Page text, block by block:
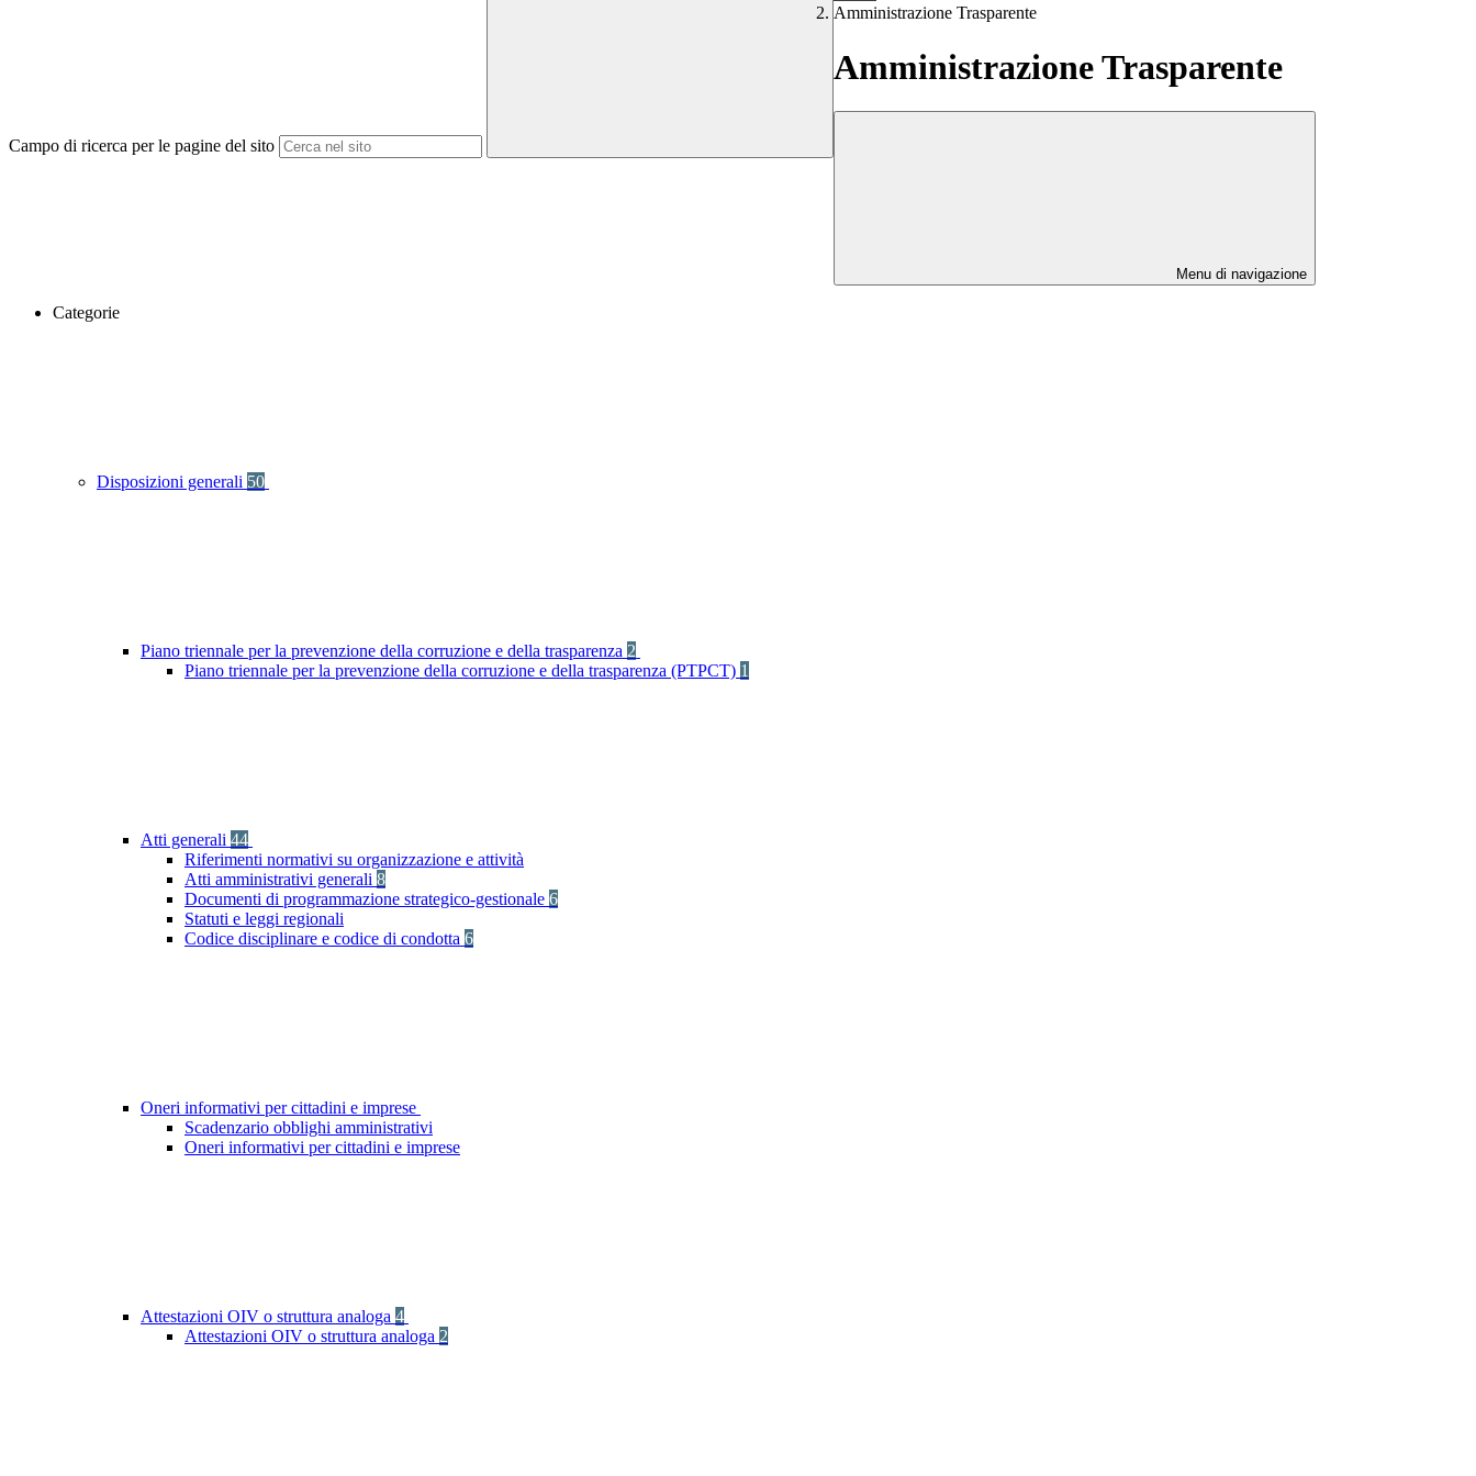
Campo di ricerca per le pagine del sito
Amministrazione Trasparente
Amministrazione Trasparente
Menu di navigazione
Categorie
Disposizioni generali 50
Piano triennale per la prevenzione della corruzione e della trasparenza 2
Piano triennale per la prevenzione della corruzione e della trasparenza (PTPCT) 1
Atti generali 44
Riferimenti normativi su organizzazione e attività
Atti amministrativi generali 8
Documenti di programmazione strategico-gestionale 6
Statuti e leggi regionali
Codice disciplinare e codice di condotta 6
Oneri informativi per cittadini e imprese
Scadenzario obblighi amministrativi
Oneri informativi per cittadini e imprese
Attestazioni OIV o struttura analoga 4
Attestazioni OIV o struttura analoga 2